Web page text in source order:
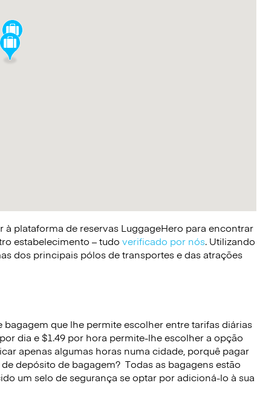
plataforma de reservas LuggageHero para encontrar
estabelecimento – tudo verificado por nós. Utilizando
dos principais pólos de transportes e das atrações
que lhe permite escolher entre tarifas diárias
dia e $1.49 por hora permite-lhe escolher a opção
apenas algumas horas numa cidade, porquê pagar
depósito de bagagem? Todas as bagagens estão
um selo de segurança se optar por adicioná-lo à sua